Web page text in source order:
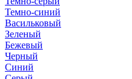
Темно-синий
Васильковый
Зеленый
Бежевый
Черный
Синий